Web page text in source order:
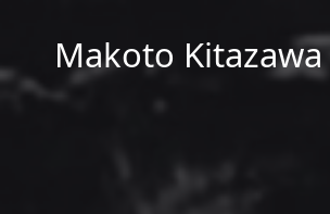
Makoto Kitazawa